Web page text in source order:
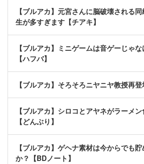
【ブルアカ】元宮さんに脳破壊される
生が多すぎます【チアキ】
【ブルアカ】ミニゲームは音ゲーじゃ
【ハフバ】
【ブルアカ】そろそろニヤニヤ教授再
【ブルアカ】シロコとアヤネがラーメ
【どんぶり】
【ブルアカ】ゲヘナ素材は今からでも
か？【BDノート】